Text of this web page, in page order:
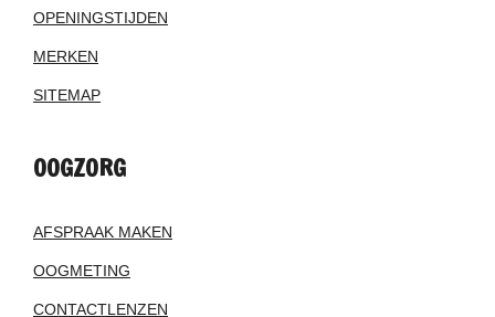
OPENINGSTIJDEN
MERKEN
SITEMAP
OOGZORG
AFSPRAAK MAKEN
OOGMETING
CONTACTLENZEN